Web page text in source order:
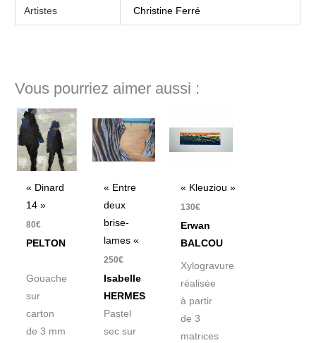
Artistes Christine Ferré
Vous pourriez aimer aussi :
« Dinard
14 »
80€
PELTON
Gouache
sur
carton
de 3 mm
« Entre
deux
brise-
lames «
250€
Isabelle
HERMES
Pastel
sec sur
« Kleuziou »
130€
Erwan
BALCOU
Xylogravure
réalisée
à partir
de 3
matrices